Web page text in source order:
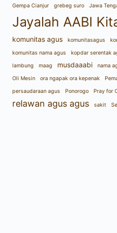
Gempa Cianjur
grebeg suro Jawa
Jayalah AABI
komunitas agus komunitasagus
komunitas nama agus
kopdar serentak
lambung
maag musdaaabi nama
Oli Mesin
ora ngapak ora kepenak
persaudaraan agus
Ponorogo Pray for
relawan agus agus sakit